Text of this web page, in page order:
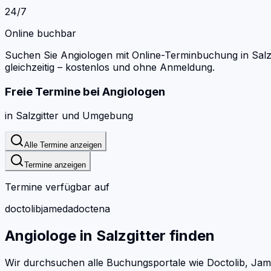
24/7
Online buchbar
Suchen Sie Angiologen mit Online-Terminbuchung in
gleichzeitig – kostenlos und ohne Anmeldung.
Freie Termine bei Angiologen
in Salzgitter und Umgebung
Alle Termine anzeigen
Termine anzeigen
Termine verfügbar auf
doctolibjamedadoctena
Angiologe in Salzgitter finden
Wir durchsuchen alle Buchungsportale wie Doctolib,